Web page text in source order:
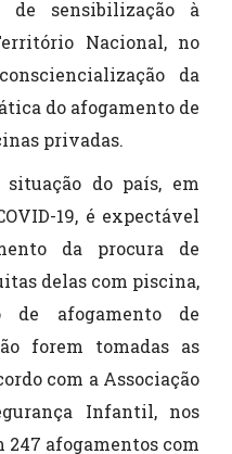
de sensibilização à
Nacional, no
da
do afogamento de
privadas.
situação do país, em
19, é expectável
da procura de
delas com piscina,
de afogamento de
forem tomadas as
com a Associação
Infantil, nos
247 afogamentos com